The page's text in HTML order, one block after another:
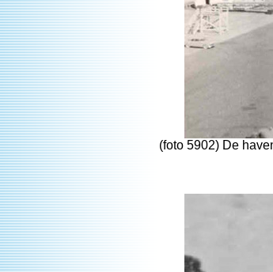
(foto 5902) De